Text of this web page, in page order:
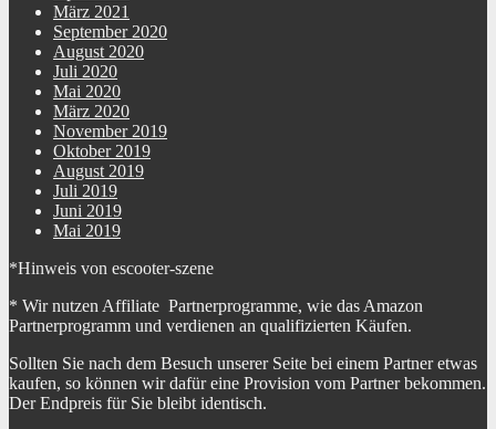
März 2021
September 2020
August 2020
Juli 2020
Mai 2020
März 2020
November 2019
Oktober 2019
August 2019
Juli 2019
Juni 2019
Mai 2019
*Hinweis von escooter-szene
* Wir nutzen Affiliate Partnerprogramme, wie das Amazon
Partnerprogramm und verdienen an qualifizierten Käufen.
Sollten Sie nach dem Besuch unserer Seite bei einem Partner etwas
kaufen, so können wir dafür eine Provision vom Partner bekommen.
Der Endpreis für Sie bleibt identisch.